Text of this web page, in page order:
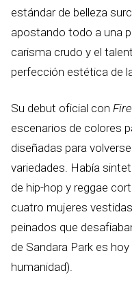
estándar de belleza
apostando todo a una
carisma crudo y el
perfección estética de
Su debut oficial con Fire
escenarios de colores
diseñadas para
variedades. Había
de hip-hop y reggae
cuatro mujeres
peinados que
de Sandara Park es
humanidad).